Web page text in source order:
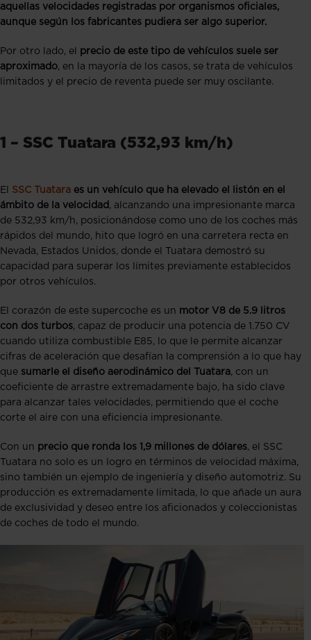
aquellas velocidades registradas por organismos oficiales,
aunque según los fabricantes pudiera ser algo superior.
Por otro lado, el
precio de este tipo de vehículos suele ser
aproximado, en la mayoría de los casos, se trata de vehículos
limitados y el precio de reventa puede ser muy oscilante.
1 – SSC Tuatara (532,93 km/h)
El SSC Tuatara es un vehículo que ha elevado el listón en el
ámbito de la velocidad , alcanzando una impresionante marca
de 532,93 km/h, posicionándose como uno de los coches más
rápidos del mundo, hito que logró en una carretera recta en
Nevada, Estados Unidos, donde el Tuatara demostró su
capacidad para superar los límites previamente establecidos
por otros vehículos.
El corazón de este supercoche es un motor V8 de 5.9 litros
con dos turbos, capaz de producir una potencia de 1.750 CV
cuando utiliza combustible E85, lo que le permite alcanzar
cifras de aceleración que desafían la comprensión a lo que hay
que sumarle el diseño aerodinámico del Tuatara, con un
coeficiente de arrastre extremadamente bajo, ha sido clave
para alcanzar tales velocidades, permitiendo que el coche
corte el aire con una eficiencia impresionante.
Con un precio que ronda los 1,9 millones de dólares, el SSC
Tuatara no solo es un logro en términos de velocidad máxima,
sino también un ejemplo de ingeniería y diseño automotriz. Su
producción es extremadamente limitada, lo que añade un aura
de exclusividad y deseo entre los aficionados y coleccionistas
de coches de todo el mundo.